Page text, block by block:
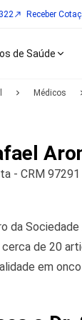
Receber
de Saúde
Médicos
- CRM 97291
da
cerca de 20
em